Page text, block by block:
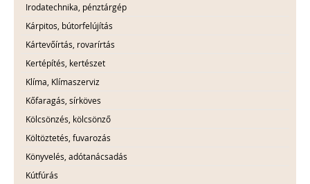
Irodatechnika, pénztárgép
Kárpitos, bútorfelújítás
Kártevőírtás, rovarírtás
Kertépítés, kertészet
Klíma, Klímaszerviz
Kőfaragás, sírköves
Kölcsönzés, kölcsönző
Költöztetés, fuvarozás
Könyvelés, adótanácsadás
Kútfúrás